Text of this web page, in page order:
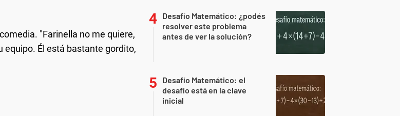
"Farinella no me quiere,
equipo. Él está bastante gordito,
Desafío Matemático: ¿podés
resolver este problema
antes de ver la solución?
Desafío Matemático: el
desafío está en la clave
inicial